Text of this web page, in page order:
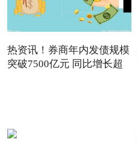
热资讯！券商年内发债规模
突破7500亿元 同比增长超